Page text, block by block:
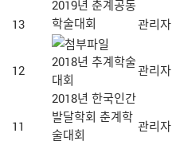
13
2019년 춘계공동
학술대회
관리자
12
2018년 추계학술
대회
관리자
11
2018년 한국인간
발달학회 춘계학
술대회
관리자